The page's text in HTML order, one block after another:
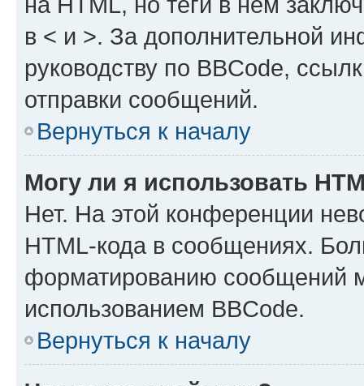
в < и >. За дополнительной
руководству по BBCode,
отправки сообщений.
Вернуться к началу
Могу ли я использовать
Нет. На этой конференции
HTML-кода в сообщениях.
форматированию сообщений
использованием BBCode.
Вернуться к началу